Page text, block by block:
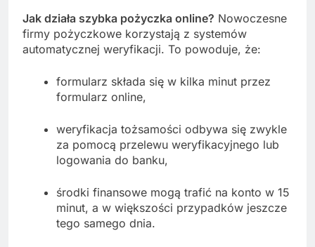
Jak działa szybka pożyczka online? Nowoczesne
firmy pożyczkowe korzystają z systemów
automatycznej weryfikacji. To powoduje, że:
formularz składa się w kilka minut przez
formularz online,
weryfikacja tożsamości odbywa się zwykle
za pomocą przelewu weryfikacyjnego lub
logowania do banku,
środki finansowe mogą trafić na konto w 15
minut, a w większości przypadków jeszcze
tego samego dnia.